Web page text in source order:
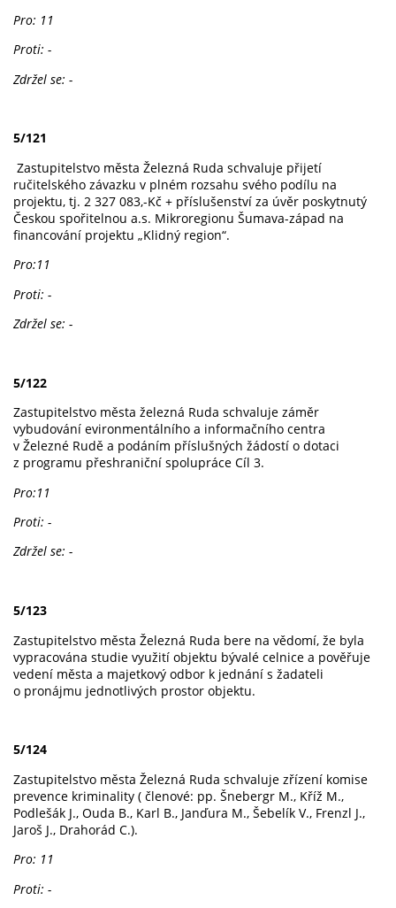
Pro: 11
Proti: -
Zdržel se: -
5/121
Zastupitelstvo města Železná Ruda schvaluje přijetí
ručitelského závazku v plném rozsahu svého podílu na
projektu, tj. 2 327 083,-Kč + příslušenství za úvěr poskytnutý
Českou spořitelnou a.s. Mikroregionu Šumava-západ na
financování projektu „Klidný region“.
Pro:11
Proti: -
Zdržel se: -
5/122
Zastupitelstvo města železná Ruda schvaluje záměr
vybudování evironmentálního a informačního centra
v Železné Rudě a podáním příslušných žádostí o dotaci
z programu přeshraniční spolupráce Cíl 3.
Pro:11
Proti: -
Zdržel se: -
5/123
Zastupitelstvo města Železná Ruda bere na vědomí, že byla
vypracována studie využití objektu bývalé celnice a pověřuje
vedení města a majetkový odbor k jednání s žadateli
o pronájmu jednotlivých prostor objektu.
5/124
Zastupitelstvo města Železná Ruda schvaluje zřízení komise
prevence kriminality ( členové: pp. Šnebergr M., Kříž M.,
Podlešák J., Ouda B., Karl B., Janďura M., Šebelík V., Frenzl J.,
Jaroš J., Drahorád C.).
Pro: 11
Proti: -